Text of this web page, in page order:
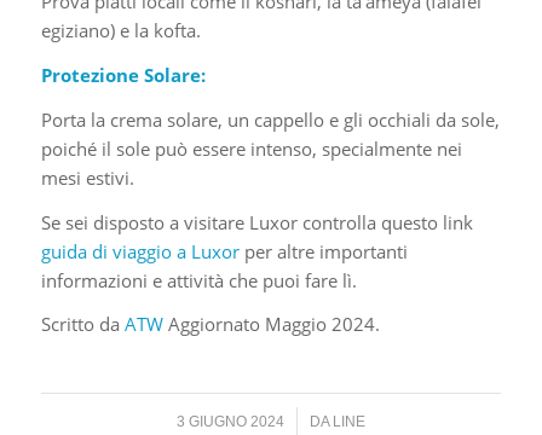
egiziano) e la kofta.
Protezione Solare:
Porta la crema solare, un cappello e gli occhiali da sole,
poiché il sole può essere intenso, specialmente nei
mesi estivi.
Se sei disposto a visitare Luxor controlla questo link
guida di viaggio a Luxorper altre importanti
informazioni e attività che puoi fare lì.
Scritto da ATWAggiornato Maggio 2024.
3 GIUGNO 2024
/ DA LINE